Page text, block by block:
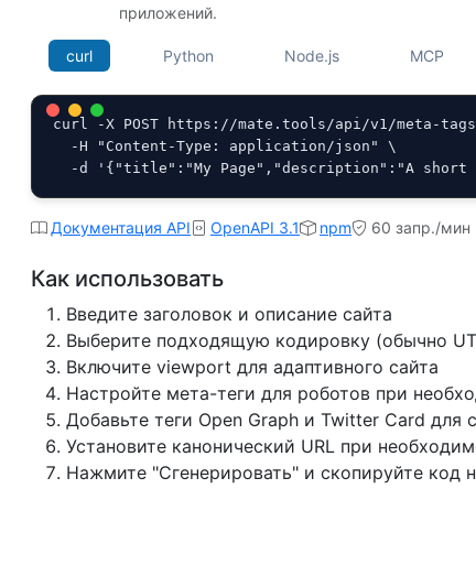
приложений.
curl Python Node.js MCP
curl -X POST https://mate.tools/api/v1/meta-
  -H "Content-Type: application/json" \
-d '{"title":"My Page","description":"A
Документация API OpenAPI 3.1 npm 60 запр./мин
Как использовать
Введите заголовок и описание сайта
Выберите подходящую кодировку (обычно
Включите viewport для адаптивного сайта
Настройте мета-теги для роботов при
Добавьте теги Open Graph и Twitter Card для
Установите канонический URL при
Нажмите "Сгенерировать" и скопируйте код